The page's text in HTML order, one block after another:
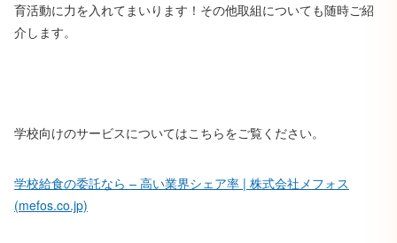
育活動に力を入れてまいります！その他取組についても随時ご紹
介します。
学校向けのサービスについてはこちらをご覧ください。
学校給食の委託なら – 高い業界シェア率 | 株式会社メフォス
(mefos.co.jp)